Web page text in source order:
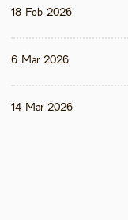
18 Feb 2026
6 Mar 2026
14 Mar 2026